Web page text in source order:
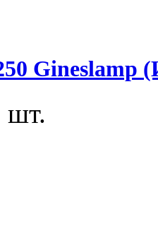
Gineslamp
шт.